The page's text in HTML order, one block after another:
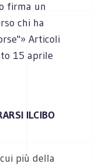
firma un
chi ha
Articoli
15 aprile
ILCIBO
più della